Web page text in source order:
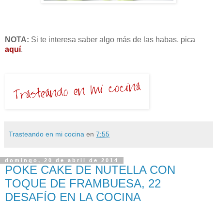
NOTA: Si te interesa saber algo más de las habas, pica
aquí.
Trasteando en mi cocina en 7:55
domingo, 20 de abril de 2014
POKE CAKE DE NUTELLA CON
TOQUE DE FRAMBUESA, 22
DESAFÍO EN LA COCINA